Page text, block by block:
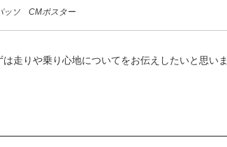
ッソ CMポスター
走りや乗り心地についてをお伝えしたいと思いま